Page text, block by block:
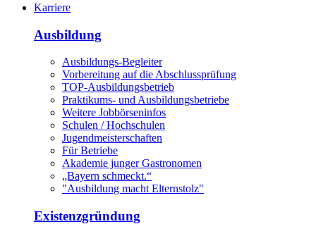
Karriere
Ausbildung
Ausbildungs-Begleiter
Vorbereitung auf die Abschlussprüfung
TOP-Ausbildungsbetrieb
Praktikums- und Ausbildungsbetriebe
Weitere Jobbörseninfos
Schulen / Hochschulen
Jugendmeisterschaften
Für Betriebe
Akademie junger Gastronomen
„Bayern schmeckt.“
"Ausbildung macht Elternstolz"
Existenzgründung